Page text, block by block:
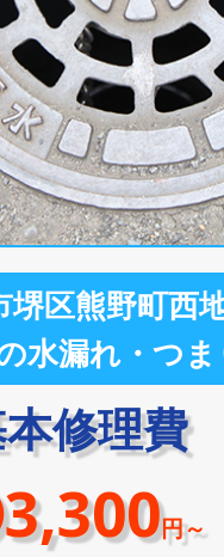
堺区熊野町西
水漏れ・つ
修理費
3,300円～